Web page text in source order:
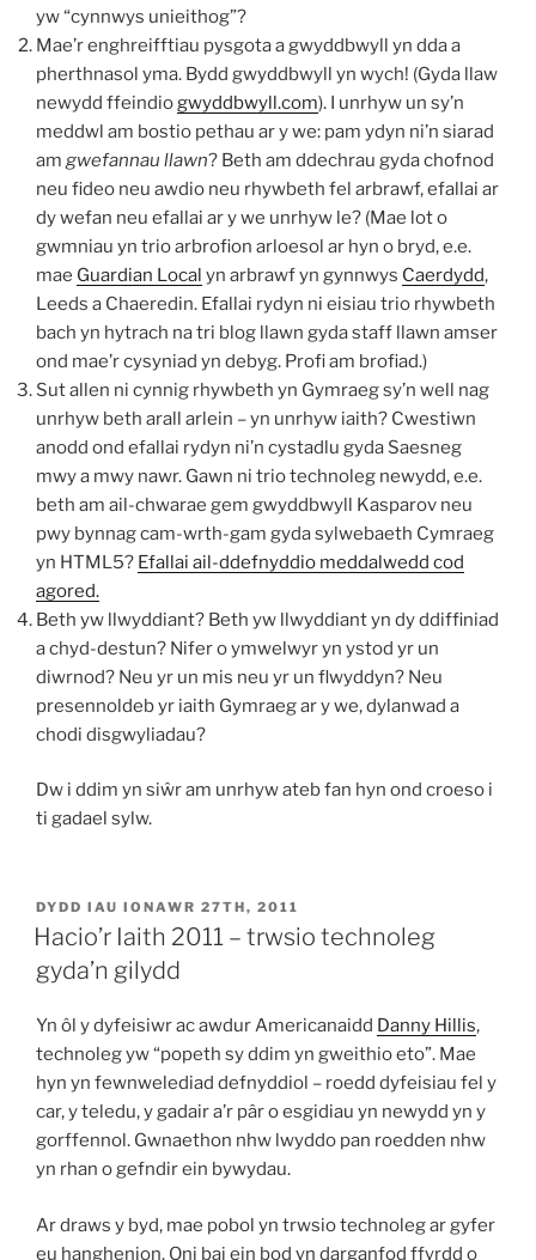
yw “cynnwys unieithog”?
Mae’r enghreifftiau pysgota a gwyddbwyll yn dda a
pherthnasol yma. Bydd gwyddbwyll yn wych! (Gyda llaw
newydd ffeindio gwyddbwyll.com). I unrhyw un sy’n
meddwl am bostio pethau ar y we: pam ydyn ni’n siarad
am gwefannau llawn? Beth am ddechrau gyda chofnod
neu fideo neu awdio neu rhywbeth fel arbrawf, efallai ar
dy wefan neu efallai ar y we unrhyw le? (Mae lot o
gwmniau yn trio arbrofion arloesol ar hyn o bryd, e.e.
mae Guardian Local yn arbrawf yn gynnwys Caerdydd,
Leeds a Chaeredin. Efallai rydyn ni eisiau trio rhywbeth
bach yn hytrach na tri blog llawn gyda staff llawn amser
ond mae’r cysyniad yn debyg. Profi am brofiad.)
Sut allen ni cynnig rhywbeth yn Gymraeg sy’n well nag
unrhyw beth arall arlein – yn unrhyw iaith? Cwestiwn
anodd ond efallai rydyn ni’n cystadlu gyda Saesneg
mwy a mwy nawr. Gawn ni trio technoleg newydd, e.e.
beth am ail-chwarae gem gwyddbwyll Kasparov neu
pwy bynnag cam-wrth-gam gyda sylwebaeth Cymraeg
yn HTML5? Efallai ail-ddefnyddio meddalwedd cod
agored.
Beth yw llwyddiant? Beth yw llwyddiant yn dy ddiffiniad
a chyd-destun? Nifer o ymwelwyr yn ystod yr un
diwrnod? Neu yr un mis neu yr un flwyddyn? Neu
presennoldeb yr iaith Gymraeg ar y we, dylanwad a
chodi disgwyliadau?
Dw i ddim yn siŵr am unrhyw ateb fan hyn ond croeso i
ti gadael sylw.
COFNODWYD
AR
DYDD IAU IONAWR 27TH, 2011
Hacio’r Iaith 2011 – trwsio technoleg
gyda’n gilydd
Yn ôl y dyfeisiwr ac awdur Americanaidd Danny Hillis,
technoleg yw “popeth sy ddim yn gweithio eto”. Mae
hyn yn fewnwelediad defnyddiol – roedd dyfeisiau fel y
car, y teledu, y gadair a’r pâr o esgidiau yn newydd yn y
gorffennol. Gwnaethon nhw lwyddo pan roedden nhw
yn rhan o gefndir ein bywydau.
Ar draws y byd, mae pobol yn trwsio technoleg ar gyfer
eu hanghenion. Oni bai ein bod yn darganfod ffyrdd o